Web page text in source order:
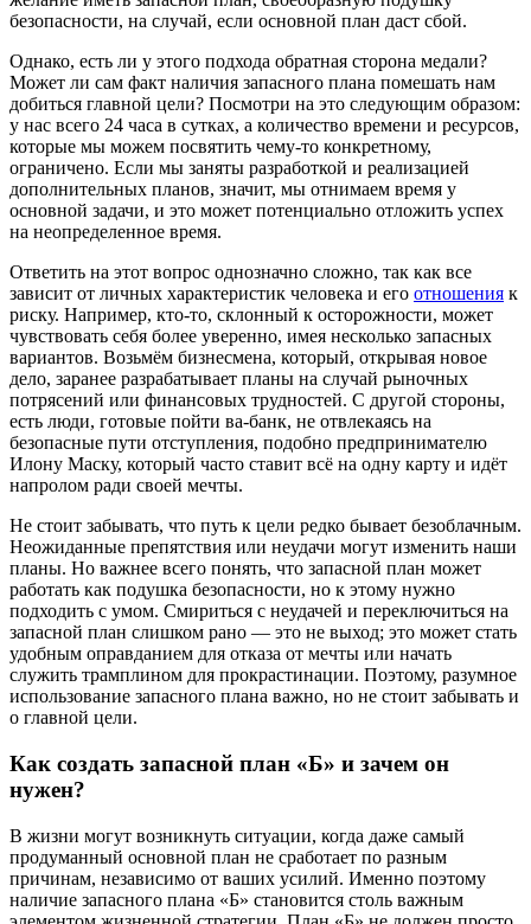
безопасности, на случай, если основной план даст сбой.
Однако, есть ли у этого подхода обратная сторона медали?
Может ли сам факт наличия запасного плана помешать нам
добиться главной цели? Посмотри на это следующим образом:
у нас всего 24 часа в сутках, а количество времени и ресурсов,
которые мы можем посвятить чему-то конкретному,
ограничено. Если мы заняты разработкой и реализацией
дополнительных планов, значит, мы отнимаем время у
основной задачи, и это может потенциально отложить успех
на неопределенное время.
Ответить на этот вопрос однозначно сложно, так как все
зависит от личных характеристик человека и его отношения к
риску. Например, кто-то, склонный к осторожности, может
чувствовать себя более уверенно, имея несколько запасных
вариантов. Возьмём бизнесмена, который, открывая новое
дело, заранее разрабатывает планы на случай рыночных
потрясений или финансовых трудностей. С другой стороны,
есть люди, готовые пойти ва-банк, не отвлекаясь на
безопасные пути отступления, подобно предпринимателю
Илону Маску, который часто ставит всё на одну карту и идёт
напролом ради своей мечты.
Не стоит забывать, что путь к цели редко бывает безоблачным.
Неожиданные препятствия или неудачи могут изменить наши
планы. Но важнее всего понять, что запасной план может
работать как подушка безопасности, но к этому нужно
подходить с умом. Смириться с неудачей и переключиться на
запасной план слишком рано — это не выход; это может стать
удобным оправданием для отказа от мечты или начать
служить трамплином для прокрастинации. Поэтому, разумное
использование запасного плана важно, но не стоит забывать и
о главной цели.
Как создать запасной план «Б» и зачем он
нужен?
В жизни могут возникнуть ситуации, когда даже самый
продуманный основной план не сработает по разным
причинам, независимо от ваших усилий. Именно поэтому
наличие запасного плана «Б» становится столь важным